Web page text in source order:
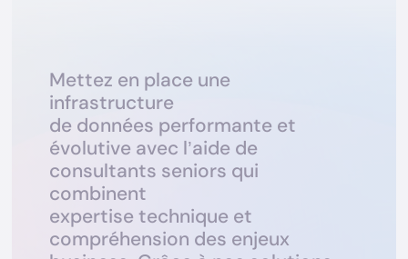
Mettez en place une
infrastructure
de données performante et
évolutive avec l’aide de
consultants seniors qui
combinent
expertise technique et
compréhension des enjeux